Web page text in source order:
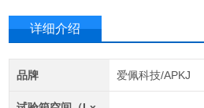
详细介绍
品牌 爱佩科技/APKJ